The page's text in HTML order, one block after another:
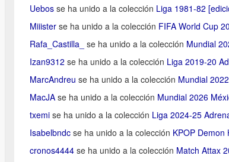
Uebos se ha unido a la colección Liga 1981-82
Miiister se ha unido a la colección FIFA World Cup
Rafa_Castilla_ se ha unido a la colección Mundial
Izan9312 se ha unido a la colección Liga 2019-20
MarcAndreu se ha unido a la colección Mundial
MacJA se ha unido a la colección Mundial 2026
txemi se ha unido a la colección Liga 2024-25
Isabelbndc se ha unido a la colección KPOP Demon
cronos4444 se ha unido a la colección Match Attax